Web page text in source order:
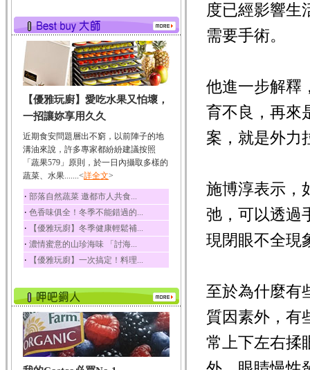
有蛋白質、脂肪、磷...
鮪魚
鮪魚肚肉中的不飽和脂
肪酸內富含EPA和DH...
韭菜
韭菜所含的膳食纖維能
幫助消化與通便；揮...
冬瓜
冬瓜營養價值高，鈉含
量極低是水腫病人的...
豆豉
豆豉裡頭含有營養的蛋
白質、脂肪、鈣、磷...
榛果
榛果裡所含的營養素有
蛋白質、脂肪、醣類...
迷迭香
酸、迷迭香酸、植物...
咖啡
咖啡中的咖啡因會刺激
中樞神經系統，特別...
椰子
【優雅玩廚】愛吃水果又怕壞，
一招讓妳享用久久
近期食安問題層出不窮，以前陣子的地
溝油來說，許多專家都紛紛建議按照
「蔬果579」原則，於一日內攝取多樣的
蔬菜、水果.......<詳全文>
‧ 部落自然蔬菜 邀都市人共食...
‧ 色香味俱全！冬季不能錯過的...
‧ 【優雅玩廚】冬季健康輕鬆補...
‧ 濃情蜜意的山珍海味 「討海...
‧ 【優雅玩廚】一次搞定！料理...
度已經影響生
需要手術。
他進一步解釋
育不良，再來
案，就是外力
施博淳表示，
弛，可以透過
現閉眼不全現
至於為什麼有
質因素外，有
常上下左右揉